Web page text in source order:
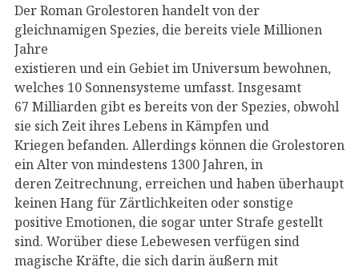
Der Roman Grolestoren handelt von der
gleichnamigen Spezies, die bereits viele Millionen
Jahre
existieren und ein Gebiet im Universum bewohnen,
welches 10 Sonnensysteme umfasst. Insgesamt
67 Milliarden gibt es bereits von der Spezies, obwohl
sie sich Zeit ihres Lebens in Kämpfen und
Kriegen befanden. Allerdings können die Grolestoren
ein Alter von mindestens 1300 Jahren, in
deren Zeitrechnung, erreichen und haben überhaupt
keinen Hang für Zärtlichkeiten oder sonstige
positive Emotionen, die sogar unter Strafe gestellt
sind. Worüber diese Lebewesen verfügen sind
magische Kräfte, die sich darin äußern mit